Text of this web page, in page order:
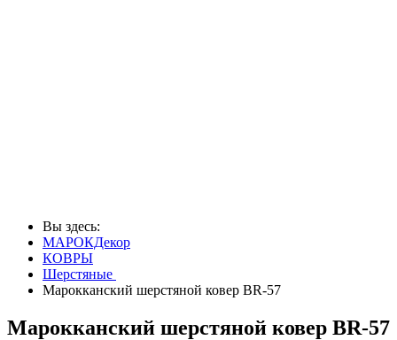
Вы здесь:
МАРОКДекор
КОВРЫ
Шерстяные
Марокканский шерстяной ковер ВR-57
Марокканский шерстяной ковер ВR-57